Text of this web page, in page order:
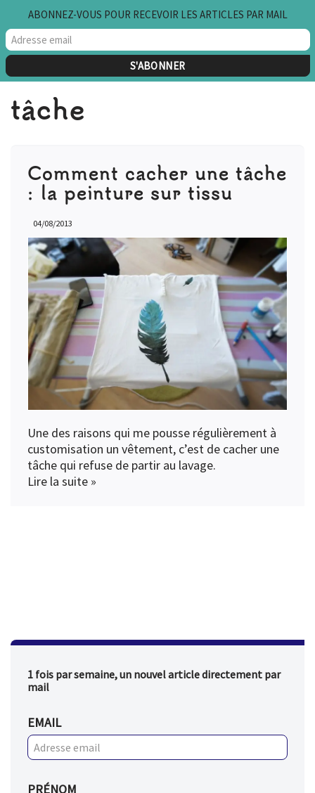
Aller
au
tâche
Comment cacher une tâche
: la peinture sur tissu
04/08/2013
Une des raisons qui me pousse régulièrement à
customisation un vêtement, c’est de cacher une
tâche qui refuse de partir au lavage.
Lire la suite »
1 fois par semaine, un nouvel article directement par
mail
EMAIL
PRÉNOM
ABONNEZ-VOUS POUR RECEVOIR LES ARTICLES PAR MAIL